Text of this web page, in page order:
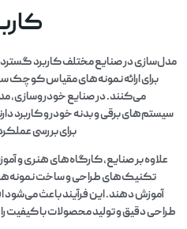
مدل‌سازی در صنایع مختلف کاربرد
برای ارائه نمونه‌های مقیاس کوچک
می‌کنند. در صنایع خودروسازی،
سیستم‌های برقی و بدنه خودرو کاربرد
برای بررسی
علاوه بر صنایع، کارگاه‌های هنری و
تکنیک‌های طراحی و ساخت نمونه‌های
آموزش دهند. این فرآیند باعث می‌شود
طراحی دقیق و تولید محصولات با کیفیت